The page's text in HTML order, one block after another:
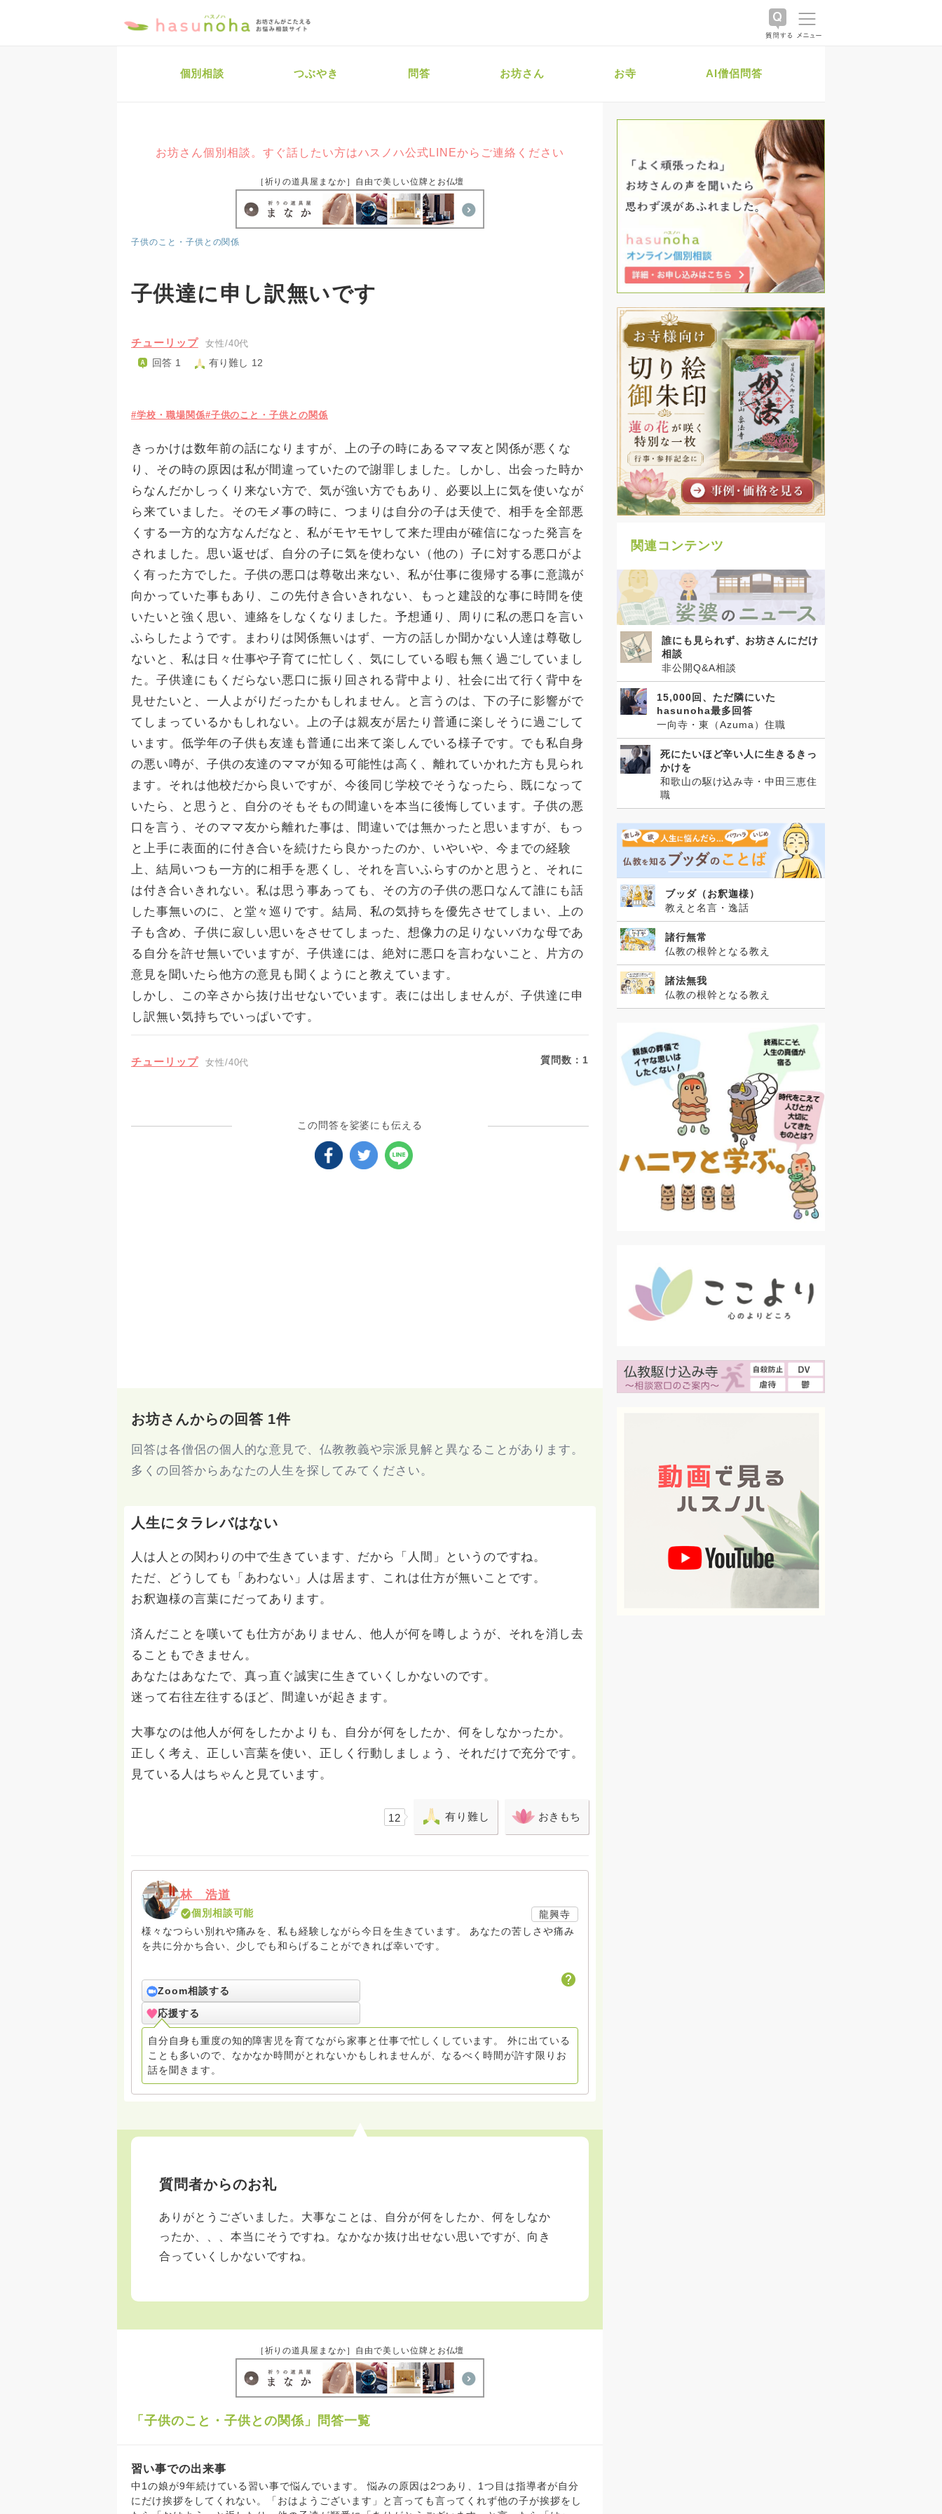
個別相談 つぶやき 問答 お坊さん お寺 AI僧侶問答
お坊さん個別相談。すぐ話したい方はハスノハ公式LINEからご連絡ください
［祈りの道具屋まなか］自由で美しい位牌とお仏壇
子供のこと・子供との関係
子供達に申し訳無いです
チューリップ 女性/40代
回答 1 有り難し 12
#学校・職場関係#子供のこと・子供との関係
きっかけは数年前の話になりますが、上の子の時にあるママ友と関係が悪くな
り、その時の原因は私が間違っていたので謝罪しました。しかし、出会った時か
らなんだかしっくり来ない方で、気が強い方でもあり、必要以上に気を使いなが
ら来ていました。そのモメ事の時に、つまりは自分の子は天使で、相手を全部悪
くする一方的な方なんだなと、私がモヤモヤして来た理由が確信になった発言を
されました。思い返せば、自分の子に気を使わない（他の）子に対する悪口がよ
く有った方でした。子供の悪口は尊敬出来ない、私が仕事に復帰する事に意識が
向かっていた事もあり、この先付き合いきれない、もっと建設的な事に時間を使
いたいと強く思い、連絡をしなくなりました。予想通り、周りに私の悪口を言い
ふらしたようです。まわりは関係無いはず、一方の話しか聞かない人達は尊敬し
ないと、私は日々仕事や子育てに忙しく、気にしている暇も無く過ごしていまし
た。子供達にもくだらない悪口に振り回される背中より、社会に出て行く背中を
見せたいと、一人よがりだったかもしれません。と言うのは、下の子に影響がで
てしまっているかもしれない。上の子は親友が居たり普通に楽しそうに過ごして
います。低学年の子供も友達も普通に出来て楽しんでいる様子です。でも私自身
の悪い噂が、子供の友達のママが知る可能性は高く、離れていかれた方も見られ
ます。それは他校だから良いですが、今後同じ学校でそうなったら、既になって
いたら、と思うと、自分のそもそもの間違いを本当に後悔しています。子供の悪
口を言う、そのママ友から離れた事は、間違いでは無かったと思いますが、もっ
と上手に表面的に付き合いを続けたら良かったのか、いやいや、今までの経験
上、結局いつも一方的に相手を悪くし、それを言いふらすのかと思うと、それに
は付き合いきれない。私は思う事あっても、その方の子供の悪口なんて誰にも話
した事無いのに、と堂々巡りです。結局、私の気持ちを優先させてしまい、上の
子も含め、子供に寂しい思いをさせてしまった、想像力の足りないバカな母であ
る自分を許せ無いでいますが、子供達には、絶対に悪口を言わないこと、片方の
意見を聞いたら他方の意見も聞くようにと教えています。
しかし、この辛さから抜け出せないでいます。表には出しませんが、子供達に申
し訳無い気持ちでいっぱいです。
チューリップ 女性/40代 質問数： 1
この問答を娑婆にも伝える
お坊さんからの回答 1件
回答は各僧侶の個人的な意見で、仏教教義や宗派見解と異なることがあります。
多くの回答からあなたの人生を探してみてください。
人生にタラレバはない
人は人との関わりの中で生きています、だから「人間」というのですね。
ただ、どうしても「あわない」人は居ます、これは仕方が無いことです。
お釈迦様の言葉にだってあります。
済んだことを嘆いても仕方がありません、他人が何を噂しようが、それを消し去
ることもできません。
あなたはあなたで、真っ直ぐ誠実に生きていくしかないのです。
迷って右往左往するほど、間違いが起きます。
大事なのは他人が何をしたかよりも、自分が何をしたか、何をしなかったか。
正しく考え、正しい言葉を使い、正しく行動しましょう、それだけで充分です。
見ている人はちゃんと見ています。
12 有り難し おきもち
林 浩道
個別相談可能
龍興寺
様々なつらい別れや痛みを、私も経験しながら今日を生きています。 あなたの苦しさや痛み
を共に分かち合い、少しでも和らげることができれば幸いです。
Zoom相談する
応援する
自分自身も重度の知的障害児を育てながら家事と仕事で忙しくしています。 外に出ている
ことも多いので、なかなか時間がとれないかもしれませんが、なるべく時間が許す限りお
話を聞きます。
質問者からのお礼
ありがとうございました。大事なことは、自分が何をしたか、何をしなか
ったか、、、本当にそうですね。なかなか抜け出せない思いですが、向き
合っていくしかないですね。
［祈りの道具屋まなか］自由で美しい位牌とお仏壇
「子供のこと・子供との関係」問答一覧
習い事での出来事
中1の娘が9年続けている習い事で悩んでいます。 悩みの原因は2つあり、1つ目は指導者が自分
にだけ挨拶をしてくれない。「おはようございます」と言っても言ってくれず他の子が挨拶をし
関連コンテンツ
誰にも見られず、お坊さんにだけ
相談
非公開Q&A相談
15,000回、ただ隣にいた
hasunoha最多回答
一向寺・東（Azuma）住職
死にたいほど辛い人に生きるきっ
かけを
和歌山の駆け込み寺・中田三恵住
職
ブッダ（お釈迦様）
教えと名言・逸話
諸行無常
仏教の根幹となる教え
諸法無我
仏教の根幹となる教え